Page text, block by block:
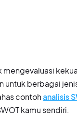
untuk berbagai
contohanalisis
kamu sendiri.